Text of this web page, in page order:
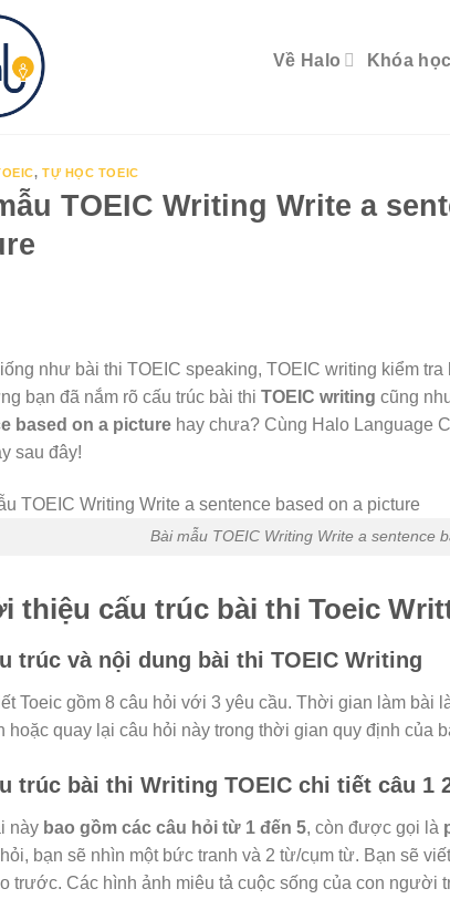
Về Halo Khóa học
, TỰ HỌC TOEIC
TOEIC Writing Write a
như bài thi TOEIC speaking, TOEIC writing kiểm
bạn đã nắm rõ cấu trúc bài thi TOEIC writing cũng
based on a picture hay chưa? Cùng Halo Language
sau đây!
Bài mẫu TOEIC Writing Write a sentence
thiệu cấu trúc bài thi Toeic
trúc và nội dung bài thi TOEIC Writing
Toeic gồm 8 câu hỏi với 3 yêu cầu. Thời gian làm bài
hoặc quay lại câu hỏi này trong thời gian quy định của
trúc bài thi Writing TOEIC chi tiết câu 1
này bao gồm các câu hỏi từ 1 đến 5, còn được gọi là
bạn sẽ nhìn một bức tranh và 2 từ/cụm từ. Bạn sẽ
trước. Các hình ảnh miêu tả cuộc sống của con người